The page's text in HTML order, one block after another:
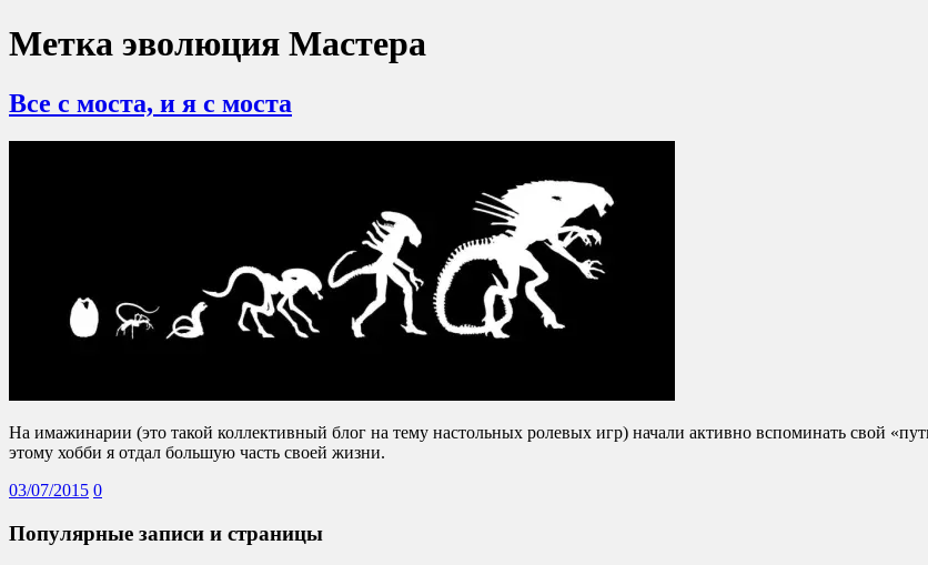
Метка эволюция Мастера
Все с моста, и я с моста
На имажинарии (это такой коллективный блог на тему настольных ролевых игр) начали активно вспоминать свой
этому хобби я отдал большую часть своей жизни.
03/07/2015 0
Популярные записи и страницы